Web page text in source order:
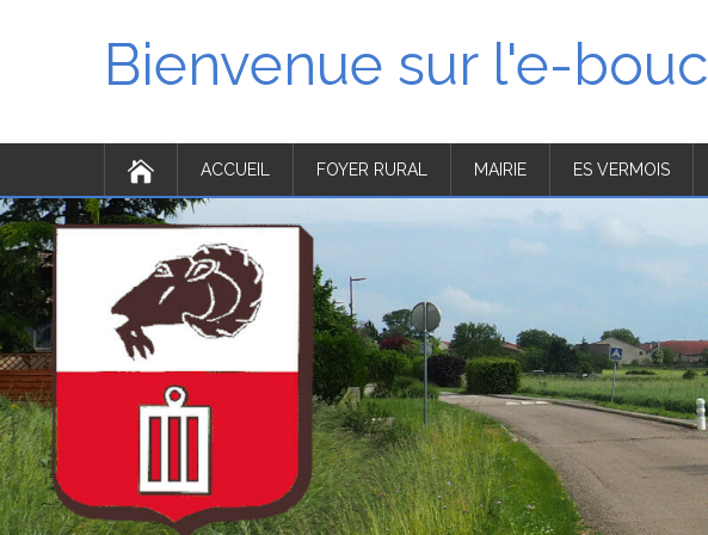
Bienvenue sur l'e-bouc
ACCUEIL FOYER RURAL MAIRIE ES VERMOIS